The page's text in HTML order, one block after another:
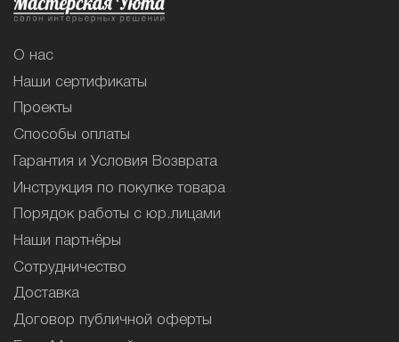
О нас
Наши сертификаты
Проекты
Способы оплаты
Гарантия и Условия Возврата
Инструкция по покупке товара
Порядок работы с юр.лицами
Наши партнёры
Сотрудничество
Доставка
Договор публичной оферты